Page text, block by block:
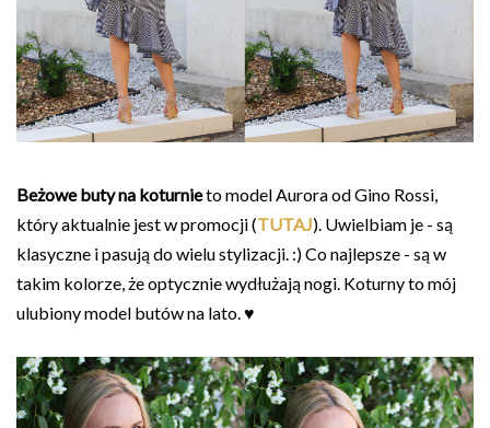
Beżowe buty na koturnieto model Aurora od Gino Rossi,
który aktualnie jest w promocji (TUTAJ). Uwielbiam je - są
klasyczne i pasują do wielu stylizacji. :) Co najlepsze - są w
takim kolorze, że optycznie wydłużają nogi. Koturny to mój
ulubiony model butów na lato. ♥